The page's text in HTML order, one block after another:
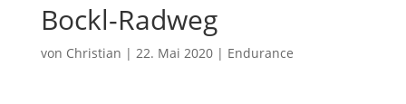
Bockl-Radweg
von Christian | 22. Mai 2020| Endurance